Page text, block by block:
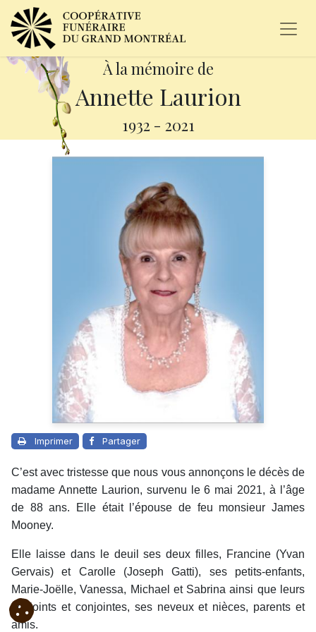
À la mémoire de
Annette Laurion
1932 - 2021
Imprimer Partager
C’est avec tristesse que nous vous annonçons le décès de
madame Annette Laurion, survenu le 6 mai 2021, à l’âge
de 88 ans. Elle était l’épouse de feu monsieur James
Mooney.
Elle laisse dans le deuil ses deux filles, Francine (Yvan
Gervais) et Carolle (Joseph Gatti), ses petits-enfants,
Marie-Joëlle, Vanessa, Michael et Sabrina ainsi que leurs
conjoints et conjointes, ses neveux et nièces, parents et
amis.